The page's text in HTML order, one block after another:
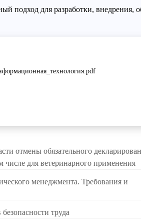
подход для разработки,
отмены обязательного
числе для ветеринарного применения
менеджмента. Требования и
труда